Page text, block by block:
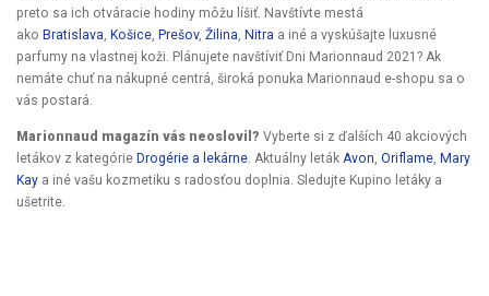
preto sa ich otváracie hodiny môžu líšiť. Navštívte mestá
ako Bratislava, Košice, Prešov, Žilina, Nitra a iné a vyskúšajte luxusné
parfumy na vlastnej koži. Plánujete navštíviť Dni Marionnaud 2021? Ak
nemáte chuť na nákupné centrá, široká ponuka Marionnaud e-shopu sa o
vás postará.
Marionnaud magazín vás neoslovil? Vyberte si z ďalších 40 akciových
letákov z kategórie Drogérie a lekárne . Aktuálny leták Avon Oriflame Mary
Kay a iné vašu kozmetiku s radosťou doplnia. Sledujte Kupino letáky a
ušetrite.